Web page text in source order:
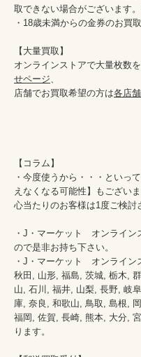
取できない場合がございます
・18歳未満からの金券のお買
【大量買取】
オンラインストアで大量枚数
せページ、
店舗でお買取希望の方は各店
【コラム】
・今度使うから・・・といっ
えなくなる可能性】もございま
心当たりのお客様は1度ご検討
・J・マーケット　オンライ
ので是非お持ち下さい。
・J・マーケット　オンライ
秋田, 山形, 福島, 茨城, 栃木,
山, 石川, 福井, 山梨, 長野, 岐
庫, 奈良, 和歌山, 鳥取, 島根,
福岡, 佐賀, 長崎, 熊本, 大分,
ります。